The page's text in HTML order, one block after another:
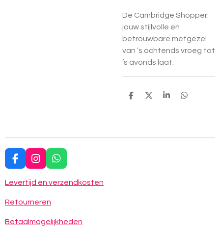
De Cambridge Shopper:
jouw stijlvolle en
betrouwbare metgezel
van ’s ochtends vroeg tot
’s avonds laat.
D
D
S
D
F
a
c
b
o
k
I
n
s
a
a
W
h
a
p
p
Levertijd en verzendkosten
Retourneren
Betaalmogelijkheden